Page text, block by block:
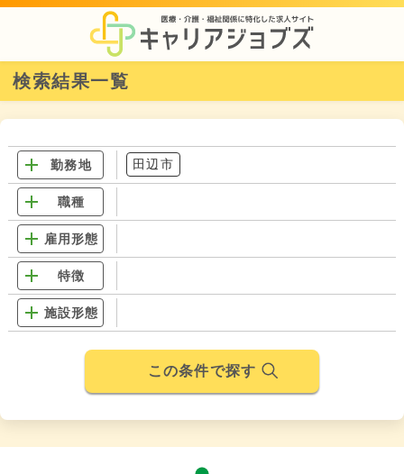
検索結果一覧
勤務地 田辺市
職種
雇用形態
特徴
施設形態
この条件で探す